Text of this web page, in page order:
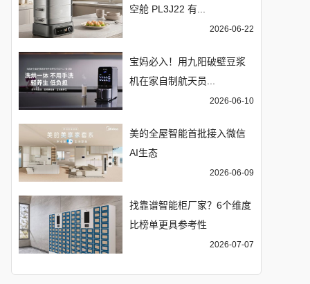
空舱 PL3J22 有...
2026-06-22
宝妈必入！用九阳破壁豆浆
机在家自制航天员...
2026-06-10
美的全屋智能首批接入微信
AI生态
2026-06-09
找靠谱智能柜厂家？6个维度
比榜单更具参考性
2026-07-07